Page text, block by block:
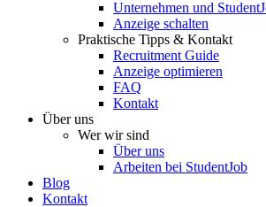
Unternehmen und
Anzeige schalten
Praktische Tipps & Kontakt
Recruitment Guide
Anzeige optimieren
FAQ
Kontakt
Über uns
Wer wir sind
Über uns
Arbeiten bei StudentJob
Blog
Kontakt